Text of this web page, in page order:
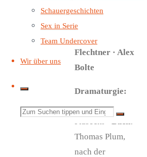
Schauergeschichten
Sex in Serie
Team Undercover
Wir über uns
Suchen
Otto Strecker ·
Flechtner · Alex
Bolte
Dramaturgie:
Christoph
Thomas Plum,
nach der